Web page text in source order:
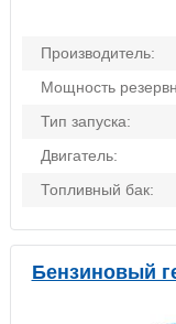
Производитель:
Мощность
Тип запуска:
Двигатель:
Топливный бак:
Бензиновый